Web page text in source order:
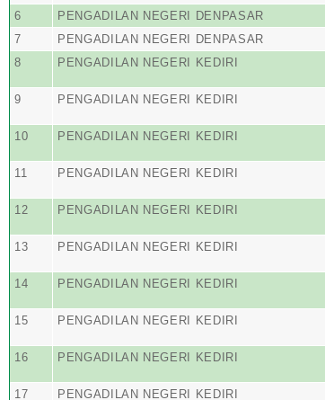
6
PENGADILAN NEGERI DENPASAR
7
PENGADILAN NEGERI DENPASAR
8
PENGADILAN NEGERI KEDIRI
9 PENGADILAN NEGERI KEDIRI
10 PENGADILAN NEGERI KEDIRI
11 PENGADILAN NEGERI KEDIRI
12 PENGADILAN NEGERI KEDIRI
13 PENGADILAN NEGERI KEDIRI
14 PENGADILAN NEGERI KEDIRI
15 PENGADILAN NEGERI KEDIRI
16 PENGADILAN NEGERI KEDIRI
17 PENGADILAN NEGERI KEDIRI